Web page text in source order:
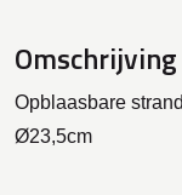
Omschrijving
Opblaasbare
Ø23,5cm